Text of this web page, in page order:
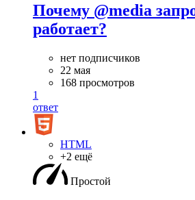
Почему @media
работает?
нет подписчиков
22 мая
168 просмотров
1
ответ
HTML
+2 ещё
Простой